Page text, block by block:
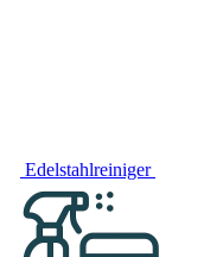
Edelstahlreiniger